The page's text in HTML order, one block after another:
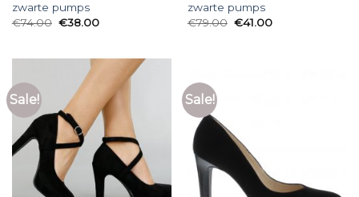
zwarte pumps
€74.00 €38.00
zwarte pumps
€79.00 €41.00
Sale! Sale!